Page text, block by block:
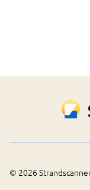
© 2026